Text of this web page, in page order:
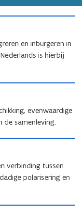
en inburgeren in
is hierbij
evenwaardige
de samenleving.
verbinding tussen
polarisering en